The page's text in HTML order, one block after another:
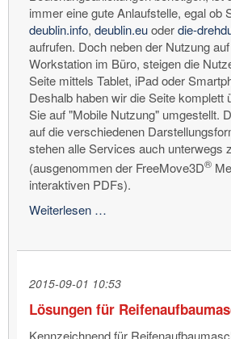
immer eine gute Anlaufstelle, egal ob
deublin.info, deublin.euoderdie-
aufrufen. Doch neben der Nutzung
Workstation im Büro, steigen die
Seite mittels Tablet, iPad oder
Deshalb haben wir die Seite komplett
Sie auf "Mobile Nutzung" umgestellt.
auf die verschiedenen
stehen alle Services auch unterwegs
(ausgenommen der FreeMove3D®
interaktiven PDFs).
Weiterlesen …
jetzt
auch
mobil
2015-09-01 10:53
Lösungen für
Kennzeichnend für